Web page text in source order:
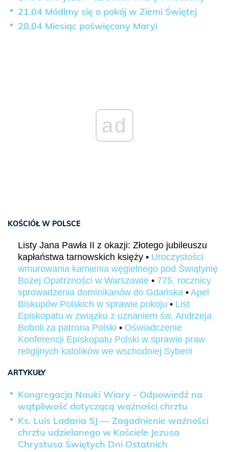
21.04 Módlmy się o pokój w Ziemi Świętej
28.04 Miesiąc poświęcony Maryi
ad
KOŚCIÓŁ W POLSCE
Listy Jana Pawła II z okazji: Złotego jubileuszu
kapłaństwa tarnowskich księży • Uroczystości
wmurowania kamienia węgielnego pod Świątynię
Bożej Opatrzności w Warszawie • 775. rocznicy
sprowadzenia dominikanów do Gdańska • Apel
Biskupów Polskich w sprawie pokoju • List
Episkopatu w związku z uznaniem św. Andrzeja
Boboli za patrona Polski • Oświadczenie
Konferencji Episkopatu Polski w sprawie praw
religijnych katolików we wschodniej Syberii
ARTYKUŁY
Kongregacja Nauki Wiary - Odpowiedź na
wątpliwość dotyczącą ważności chrztu
Ks. Luis Ladaria SJ — Zagadnienie ważności
chrztu udzielanego w Kościele Jezusa
Chrystusa Świętych Dni Ostatnich